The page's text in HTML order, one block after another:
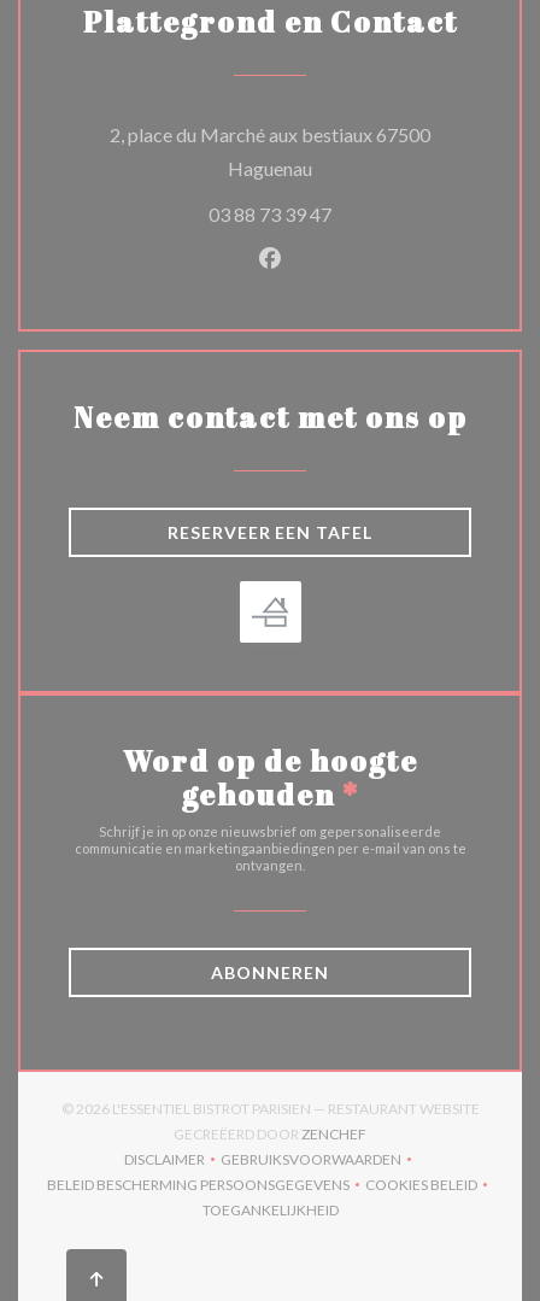
Plattegrond en Contact
2, place du Marché aux bestiaux 67500
Haguenau
03 88 73 39 47
Facebook ((opent in een
Neem contact met ons op
RESERVEER EEN TAFEL
Word op de hoogte
gehouden *
Schrijf je in op onze nieuwsbrief om gepersonaliseerde
communicatie en marketingaanbiedingen per e-mail van ons te
ontvangen.
ABONNEREN
© 2026 L'ESSENTIEL BISTROT PARISIEN — RESTAURANT WEBSITE
GECREËERD DOOR ZENCHEF
DISCLAIMER
((OPENT IN EEN NIEUW VENSTER))
GEBRUIKSVOORWAARDEN
((OPENT IN EEN NIEUW
BELEID BESCHERMING PERSOONSGEGEVENS
((OPENT IN EEN NIEUW VENSTER))
COOKIES BELEID
((OPENT IN EEN
TOEGANKELIJKHEID
((OPENT IN EEN NIEUW VENSTER))